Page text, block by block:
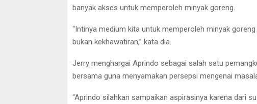
banyak akses untuk memperoleh minyak goreng.
“Intinya medium kita untuk memperoleh minyak
bukan kekhawatiran,” kata dia.
Jerry menghargai Aprindo sebagai salah satu
bersama guna menyamakan persepsi mengenai
“Aprindo silahkan sampaikan aspirasinya karena dari